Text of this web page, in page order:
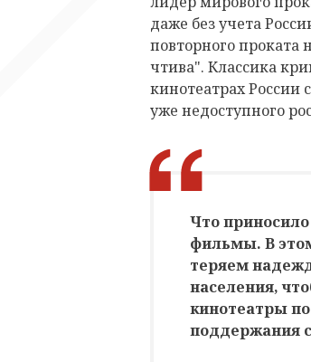
даже без учета
повторного
чтива". Классика
кинотеатрах России
уже недоступного
Что
фильмы. В
теряем
населения,
кинотеатры
поддержания